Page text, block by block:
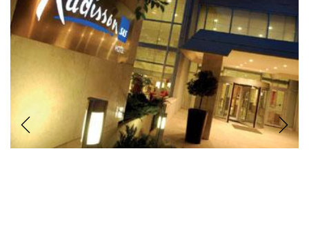
Previous Next